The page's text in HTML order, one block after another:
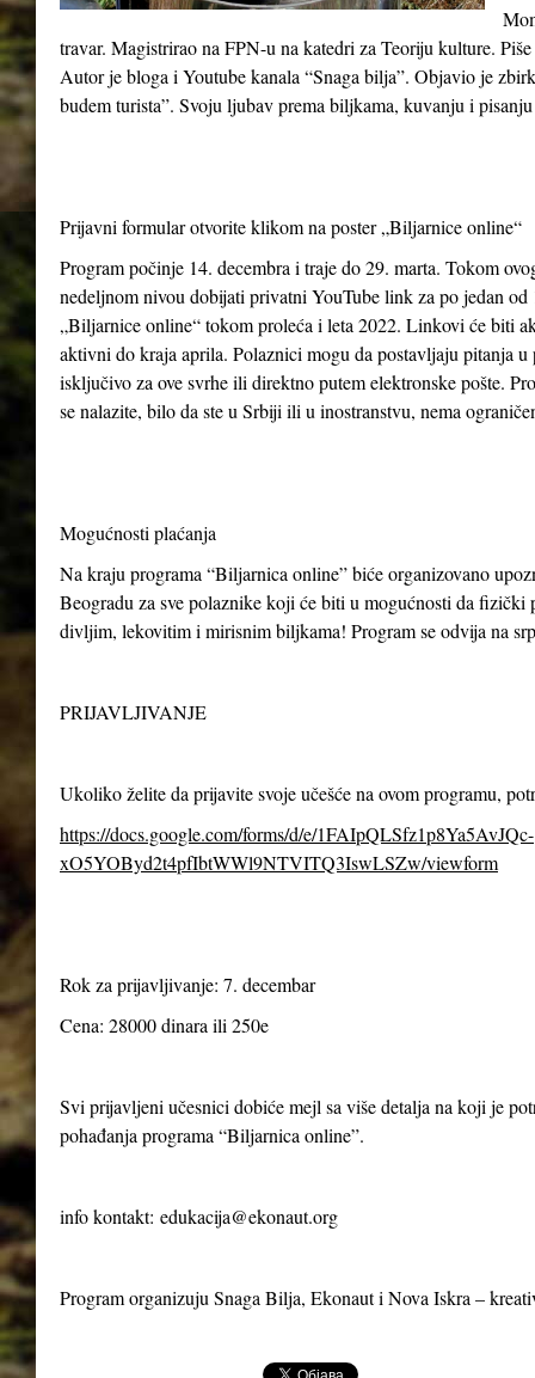
travar. Magistrirao na FPN-u na katedri za Teoriju kulture.
Autor je bloga i Youtube kanala “Snaga bilja”. Objavio je
budem turista”. Svoju ljubav prema biljkama, kuvanju i
Prijavni formular otvorite klikom na poster „Biljarnice online“
Program počinje 14. decembra i traje do 29. marta. Tokom
nedeljnom nivou dobijati privatni YouTube link za po jedan
„Biljarnice online“ tokom proleća i leta 2022. Linkovi će biti
aktivni do kraja aprila. Polaznici mogu da postavljaju pitanja
isključivo za ove svrhe ili direktno putem elektronske pošte.
se nalazite, bilo da ste u Srbiji ili u inostranstvu, nema
Mogućnosti plaćanja
Na kraju programa “Biljarnica online” biće organizovano
Beogradu za sve polaznike koji će biti u mogućnosti da
divljim, lekovitim i mirisnim biljkama! Program se odvija na
PRIJAVLJIVANJE
Ukoliko želite da prijavite svoje učešće na ovom programu,
https://docs.google.com/forms/d/e/1FAIpQLSfz1p8Ya5AvJQc-
xO5YOByd2t4pfIbtWWl9NTVITQ3IswLSZw/viewform
Rok za prijavljivanje: 7. decembar
Cena: 28000 dinara ili 250e
Svi prijavljeni učesnici dobiće mejl sa više detalja na koji je
pohađanja programa “Biljarnica online”.
info kontakt: edukacija@ekonaut.org
Program organizuju Snaga Bilja, Ekonaut i Nova Iskra –